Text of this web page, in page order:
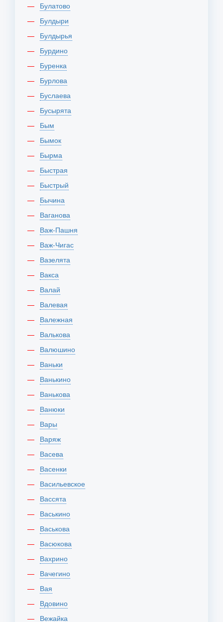
Булатово
Булдыри
Булдырья
Бурдино
Буренка
Бурлова
Буслаева
Бусырята
Бым
Бымок
Бырма
Быстрая
Быстрый
Бычина
Ваганова
Важ-Пашня
Важ-Чигас
Вазелята
Вакса
Валай
Валевая
Валежная
Валькова
Валюшино
Ваньки
Ванькино
Ванькова
Ванюки
Вары
Варяж
Васева
Васенки
Васильевское
Вассята
Васькино
Васькова
Васюкова
Вахрино
Вачегино
Вая
Вдовино
Вежайка